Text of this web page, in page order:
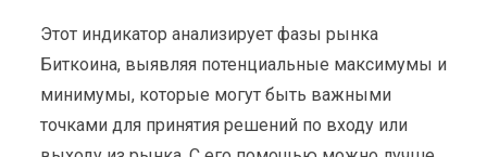
Этот индикатор анализирует фазы рынка
Биткоина, выявляя потенциальные максимумы и
минимумы, которые могут быть важными
точками для принятия решений по входу или